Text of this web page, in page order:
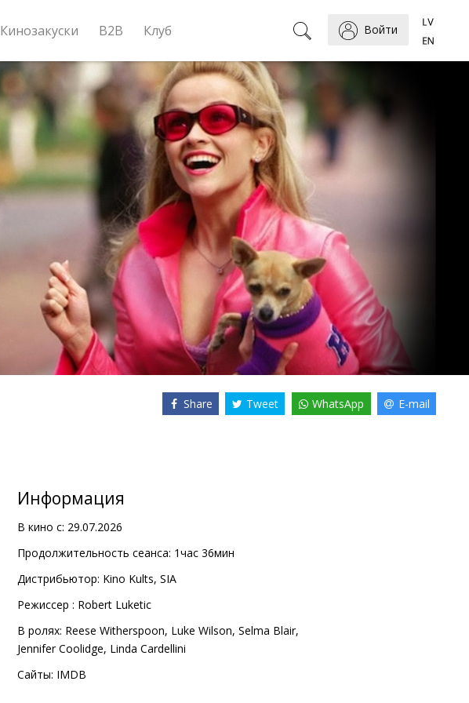
Кинозакуски B2B Клуб Войти
Share Tweet WhatsApp E-mail
Информация
В кино с: 29.07.2026
Продолжительность сеанса: 1час 36мин
Дистрибьютор: Kino Kults, SIA
Pежиссер : Robert Luketic
В ролях: Reese Witherspoon, Luke Wilson, Selma Blair,
Jennifer Coolidge, Linda Cardellini
Сайты: IMDB